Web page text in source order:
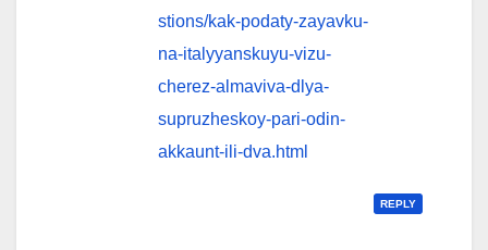
stions/kak-podaty-zayavku-
na-italyyanskuyu-vizu-
cherez-almaviva-dlya-
supruzheskoy-pari-odin-
akkaunt-ili-dva.html
REPLY